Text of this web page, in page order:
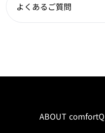
よくあるご質問
ABOUT